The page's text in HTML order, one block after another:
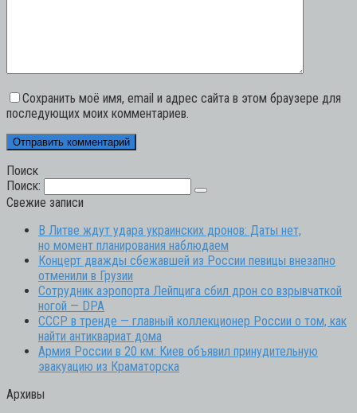
Сохранить моё имя, email и адрес сайта в этом браузере для
последующих моих комментариев.
Поиск
Поиск:
Свежие записи
В Литве ждут удара украинских дронов: Даты нет,
но момент планирования наблюдаем
Концерт дважды сбежавшей из России певицы внезапно
отменили в Грузии
Сотрудник аэропорта Лейпцига сбил дрон со взрывчаткой
ногой — DPA
СССР в тренде — главный коллекционер России о том, как
найти антиквариат дома
Армия России в 20 км: Киев объявил принудительную
эвакуацию из Краматорска
Архивы